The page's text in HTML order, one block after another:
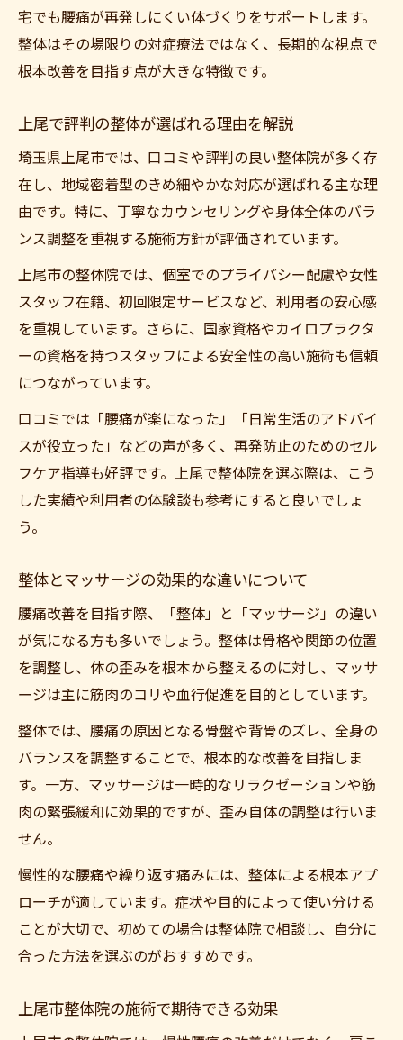
整体料金と通いやすさで選ぶポイント
北上尾エリアで整体院を探すメリット
整体施術で腰痛再発を防ぐ生活習慣
腰痛予防に役立つセルフストレッチの紹介
宅でも腰痛が再発しにくい体づくりをサポートします。
整体はその場限りの対症療法ではなく、長期的な視点で
根本改善を目指す点が大きな特徴です。
上尾で評判の整体が選ばれる理由を解説
埼玉県上尾市では、口コミや評判の良い整体院が多く存
在し、地域密着型のきめ細やかな対応が選ばれる主な理
由です。特に、丁寧なカウンセリングや身体全体のバラ
ンス調整を重視する施術方針が評価されています。
上尾市の整体院では、個室でのプライバシー配慮や女性
スタッフ在籍、初回限定サービスなど、利用者の安心感
を重視しています。さらに、国家資格やカイロプラクタ
ーの資格を持つスタッフによる安全性の高い施術も信頼
につながっています。
口コミでは「腰痛が楽になった」「日常生活のアドバイ
スが役立った」などの声が多く、再発防止のためのセル
フケア指導も好評です。上尾で整体院を選ぶ際は、こう
した実績や利用者の体験談も参考にすると良いでしょ
う。
整体とマッサージの効果的な違いについて
腰痛改善を目指す際、「整体」と「マッサージ」の違い
が気になる方も多いでしょう。整体は骨格や関節の位置
を調整し、体の歪みを根本から整えるのに対し、マッサ
ージは主に筋肉のコリや血行促進を目的としています。
整体では、腰痛の原因となる骨盤や背骨のズレ、全身の
バランスを調整することで、根本的な改善を目指しま
す。一方、マッサージは一時的なリラクゼーションや筋
肉の緊張緩和に効果的ですが、歪み自体の調整は行いま
せん。
慢性的な腰痛や繰り返す痛みには、整体による根本アプ
ローチが適しています。症状や目的によって使い分ける
ことが大切で、初めての場合は整体院で相談し、自分に
合った方法を選ぶのがおすすめです。
上尾市整体院の施術で期待できる効果